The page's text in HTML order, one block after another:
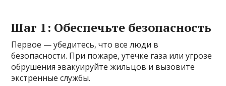
Шаг 1: Обеспечьте безопасность
Первое — убедитесь, что все люди в
безопасности. При пожаре, утечке газа или угрозе
обрушения эвакуируйте жильцов и вызовите
экстренные службы.